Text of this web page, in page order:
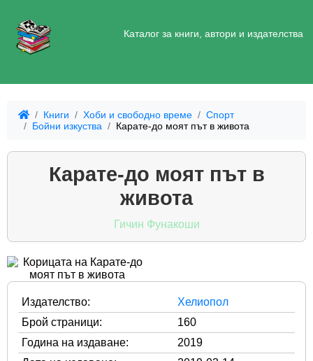
Каталог за книги, автори и издателства
Книги Хоби и свободно време
Спорт
Бойни изкуства
Карате-до моят път в живота
Карате-до моят път в
живота
Гичин Фунакоши
Издателство:
Хелиопол
Брой страници:
160
Година на издаване:
2019